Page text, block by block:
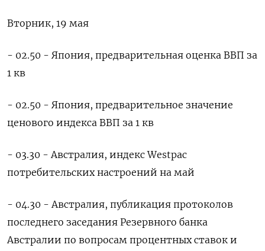
Вторник, 19 мая
- 02.50 - Япония, предварительная оценка ВВП за
1 кв
- 02.50 - Япония, предварительное значение
ценового индекса ВВП за 1 кв
- 03.30 - ​Австралия, индекс Westpac
потребительских настроений на май
- 04.30 - Австралия, публикация протоколов
последнего заседания Резервного ​банка
Австралии по вопросам процентных ставок и